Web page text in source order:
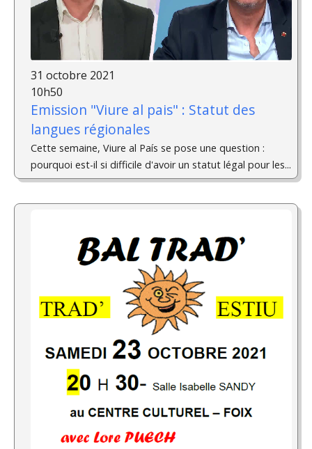
31 octobre 2021
10h50
Emission "Viure al pais" : Statut des
langues régionales
Cette semaine, Viure al País se pose une question :
pourquoi est-il si difficile d'avoir un statut légal pour les...